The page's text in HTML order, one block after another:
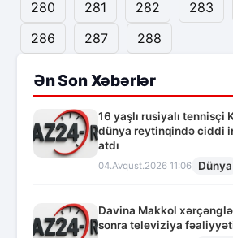
280
281 282 283
286
287 288
Ən Son Xəbərlər
16 yaşlı rusiyalı tennisçi
dünya reytinqində ciddi
atdı
04.Avqust.2026 11:06 Dünya
Davina Makkol
sonra televiziya